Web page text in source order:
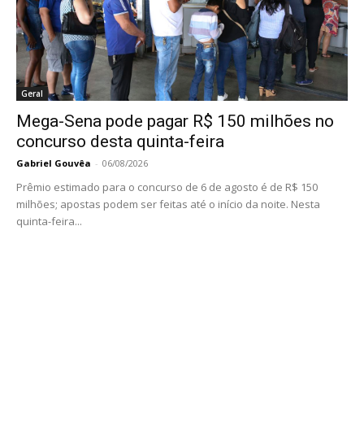
Geral
Mega-Sena pode pagar R$ 150 milhões no
concurso desta quinta-feira
Gabriel Gouvêa - 06/08/2026
Prêmio estimado para o concurso de 6 de agosto é de R$ 150
milhões; apostas podem ser feitas até o início da noite. Nesta
quinta-feira...